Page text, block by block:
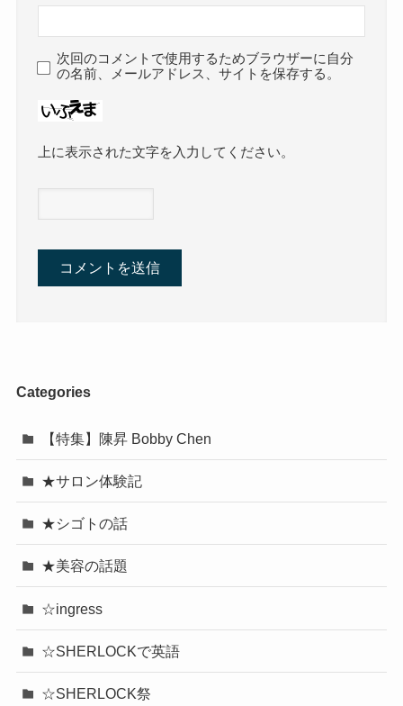
次回のコメントで使用するためブラウザーに自分
の名前、メールアドレス、サイトを保存する。
上に表示された文字を入力してください。
Categories
【特集】陳昇 Bobby Chen
★サロン体験記
★シゴトの話
★美容の話題
☆ingress
☆SHERLOCKで英語
☆SHERLOCK祭